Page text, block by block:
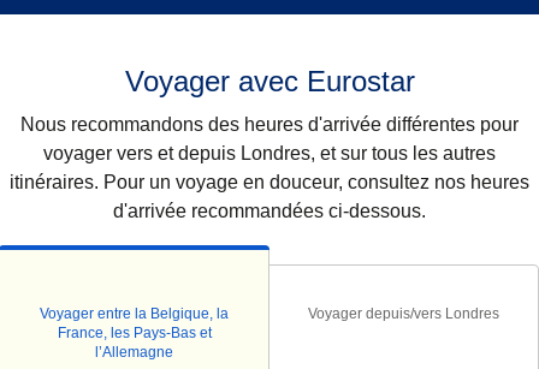
Voyager avec Eurostar
Nous recommandons des heures d'arrivée différentes pour
voyager vers et depuis Londres, et sur tous les autres
itinéraires. Pour un voyage en douceur, consultez nos heures
d'arrivée recommandées ci-dessous.
Voyager entre la Belgique, la
France, les Pays-Bas et
l’Allemagne
Voyager depuis/vers Londres